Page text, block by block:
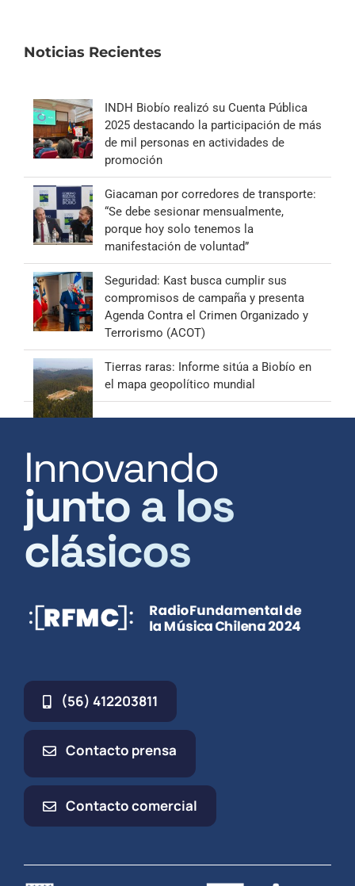
Noticias Recientes
INDH Biobío realizó su Cuenta Pública
2025 destacando la participación de más
de mil personas en actividades de
promoción
Giacaman por corredores de transporte:
“Se debe sesionar mensualmente,
porque hoy solo tenemos la
manifestación de voluntad”
Seguridad: Kast busca cumplir sus
compromisos de campaña y presenta
Agenda Contra el Crimen Organizado y
Terrorismo (ACOT)
Tierras raras: Informe sitúa a Biobío en
el mapa geopolítico mundial
Innovando
junto a los
clásicos
(56) 412203811
Contacto prensa
Contacto comercial